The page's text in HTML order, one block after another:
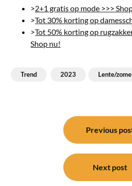
>2+1 gratis op mode >>>
>Tot 30% korting op
>Tot 50% korting op
Shop nu!
Trend 2023 Lente/
Previous
Next post